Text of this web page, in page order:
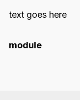
text goes here
module